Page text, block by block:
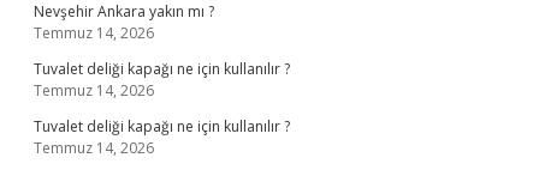
Nevşehir Ankara yakın mı ?
Temmuz 14, 2026
Tuvalet deliği kapağı ne için kullanılır ?
Temmuz 14, 2026
Tuvalet deliği kapağı ne için kullanılır ?
Temmuz 14, 2026